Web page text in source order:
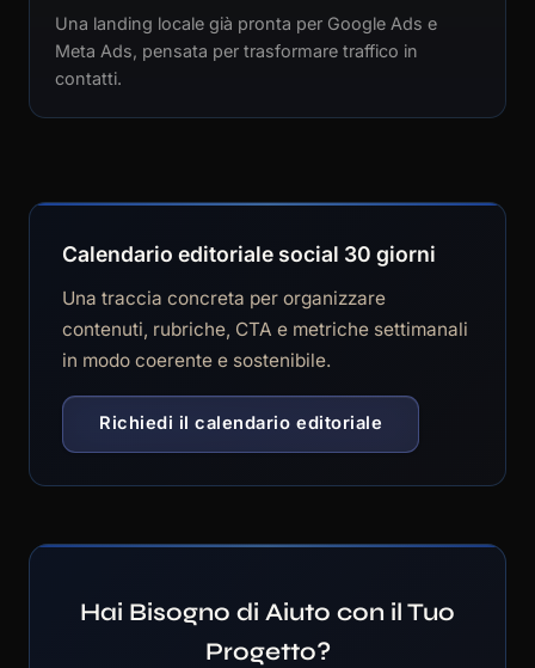
Una landing locale già pronta per Google Ads e
Meta Ads, pensata per trasformare traffico in
contatti.
Calendario editoriale social 30 giorni
Una traccia concreta per organizzare
contenuti, rubriche, CTA e metriche settimanali
in modo coerente e sostenibile.
Richiedi il calendario editoriale
Hai Bisogno di Aiuto con il Tuo
Progetto?